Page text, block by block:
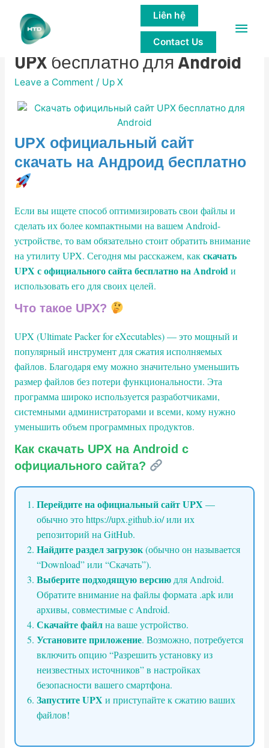
Main
Liên hệ
Contact Us
Скачать официльный сайт
UPX бесплатно для Android
Leave a Comment / Up X
UPX официальный сайт
скачать на Андроид бесплатно
Если вы ищете способ оптимизировать свои файлы и
сделать их более компактными на вашем Android-
устройстве, то вам обязательно стоит обратить внимание
на утилиту UPX. Сегодня мы расскажем, какскачать
UPX с официального сайта бесплатно на Androidи
использовать его для своих целей.
Что такое UPX?
UPX (Ultimate Packer for eXecutables) — это мощный и
популярный инструмент для сжатия исполняемых
файлов. Благодаря ему можно значительно уменьшить
размер файлов без потери функциональности. Эта
программа широко используется разработчиками,
системными администраторами и всеми, кому нужно
уменьшить объем программных продуктов.
Как скачать UPX на Android с
официального сайта?
Перейдите на официальный сайт UPX —
обычно это https://upx.github.io/ или их
репозиторий на GitHub.
Найдите раздел загрузок(обычно он называется
“Download” или “Скачать”).
Выберите подходящую версиюдля Android.
Обратите внимание на файлы формата .apk или
архивы, совместимые с Android.
Скачайте файлна ваше устройство.
Установите приложение. Возможно, потребуется
включить опцию “Разрешить установку из
неизвестных источников” в настройках
безопасности вашего смартфона.
Запустите UPX и приступайте к сжатию ваших
файлов!